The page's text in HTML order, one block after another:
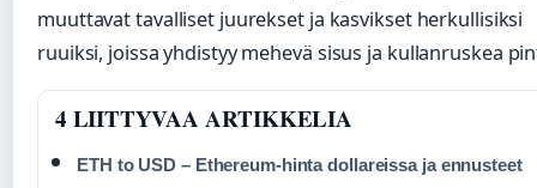
muuttavat tavalliset juurekset ja kasvikset herkullisiksi
ruuiksi, joissa yhdistyy mehevä sisus ja kullanruskea
4 LIITTYVAA ARTIKKELIA
ETH to USD – Ethereum-hinta dollareissa ja ennusteet